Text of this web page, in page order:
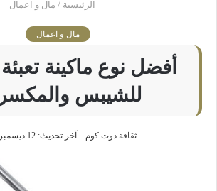
الرئيسية / مال و اعمال
مال و اعمال
أفضل نوع ماكينة
للشيبس
ثقافة دوت كوم آخر تحديث: 12 ديسمبر، 2024